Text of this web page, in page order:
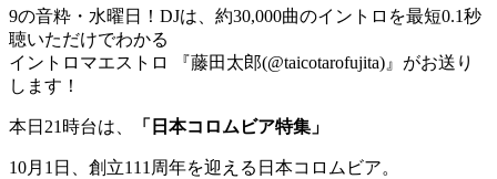
9の音粋・水曜日！DJは、約30,000曲のイントロを最短0.1秒
聴いただけでわかる
イントロマエストロ 『藤田太郎(@taicotarofujita)』がお送り
します！
本日21時台は、 「日本コロムビア特集」
10月1日、創立111周年を迎える日本コロムビア。